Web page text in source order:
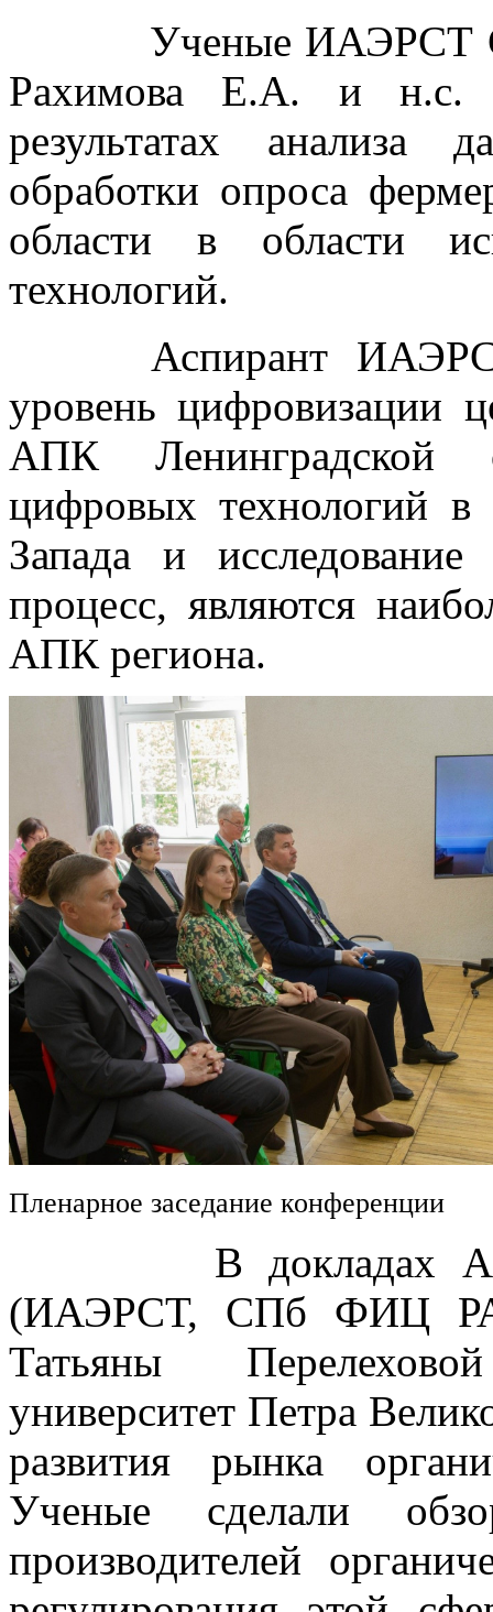
Ученые ИАЭРСТ
Рахимова Е.А. и н.с.
результатах
обработки опроса
области в области
технологий.
Аспирант ИАЭРСТ
уровень цифровизации
АПК Ленинградской
цифровых технологий
Запада и
процесс, являются
АПК региона.
Пленарное заседание конференции
В докладах
(ИАЭРСТ, СПб ФИЦ
Татьяны
университет Петра
развития рынка
Ученые сделали
производителей